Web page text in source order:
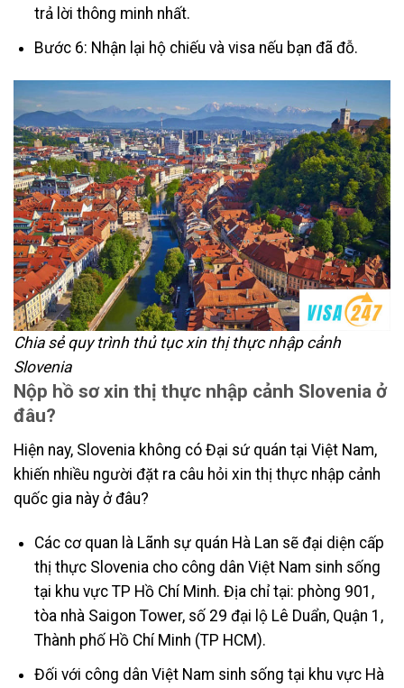
trả lời thông minh nhất.
Bước 6: Nhận lại hộ chiếu và visa nếu bạn đã đỗ.
Chia sẻ quy trình thủ tục xin thị thực nhập cảnh
Slovenia
Nộp hồ sơ xin thị thực nhập cảnh Slovenia ở
đâu?
Hiện nay, Slovenia không có Đại sứ quán tại Việt Nam,
khiến nhiều người đặt ra câu hỏi xin thị thực nhập cảnh
quốc gia này ở đâu?
Các cơ quan là Lãnh sự quán Hà Lan sẽ đại diện cấp
thị thực Slovenia cho công dân Việt Nam sinh sống
tại khu vực TP Hồ Chí Minh. Địa chỉ tại: phòng 901,
tòa nhà Saigon Tower, số 29 đại lộ Lê Duẩn, Quận 1,
Thành phố Hồ Chí Minh (TP HCM).
Đối với công dân Việt Nam sinh sống tại khu vực Hà